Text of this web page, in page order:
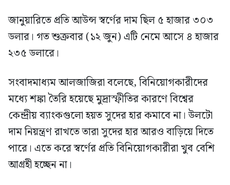
জানুয়ারিতে প্রতি আউন্স স্বর্ণের দাম ছিল ৫ হাজার ৩০৩
ডলার। গত শুক্রবার (১২ জুন) এটি নেমে আসে ৪ হাজার
২৩৫ ডলারে।
সংবাদমাধ্যম আলজাজিরা বলেছে, বিনিয়োগকারীদের
মধ্যে শঙ্কা তৈরি হয়েছে মুদ্রাস্ফীতির কারণে বিশ্বের
কেন্দ্রীয় ব্যাংকগুলো হয়ত সুদের হার কমাবে না। উলটো
দাম নিয়ন্ত্রণ রাখতে তারা সুদের হার আরও বাড়িয়ে দিতে
পারে। এতে করে স্বর্ণের প্রতি বিনিয়োগকারীরা খুব বেশি
আগ্রহী হচ্ছেন না।